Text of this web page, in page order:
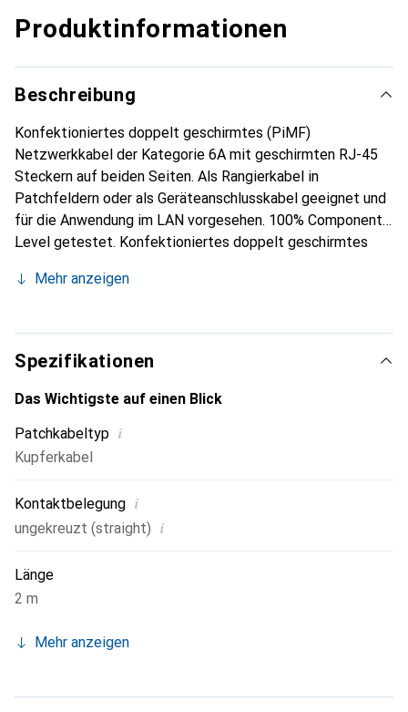
Produktinformationen
Beschreibung
Konfektioniertes doppelt geschirmtes (PiMF)
Netzwerkkabel der Kategorie 6A mit geschirmten RJ-45
Steckern auf beiden Seiten. Als Rangierkabel in
Patchfeldern oder als Geräteanschlusskabel geeignet und
für die Anwendung im LAN vorgesehen. 100% Component-
Level getestet. Konfektioniertes doppelt geschirmtes
auf beiden Seiten für den Einsatz in 10-Gigabit-Ethernet-
Mehr anzeigen
Spezifikationen
Das Wichtigste auf einen Blick
Patchkabeltyp i
Kupferkabel
Kontaktbelegung i
ungekreuzt (straight) i
Länge
2 m
Mehr anzeigen